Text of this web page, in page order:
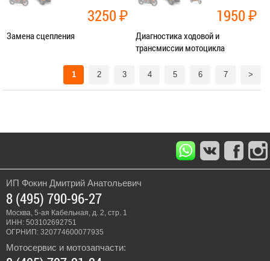
3250₽
Замена сцепления
1950₽
Диагностика ходовой и
трансмиссии мотоцикла
1 2 3 4 5 6 7 >
ИП Фокин Дмитрий Анатольевич
8 (495) 790-96-27
Москва, 5-ая Кабельная, д. 2, стр. 1
ИНН: 503102692751
ОГРНИП: 320774600077935
Мотосервис и мотозапчасти: